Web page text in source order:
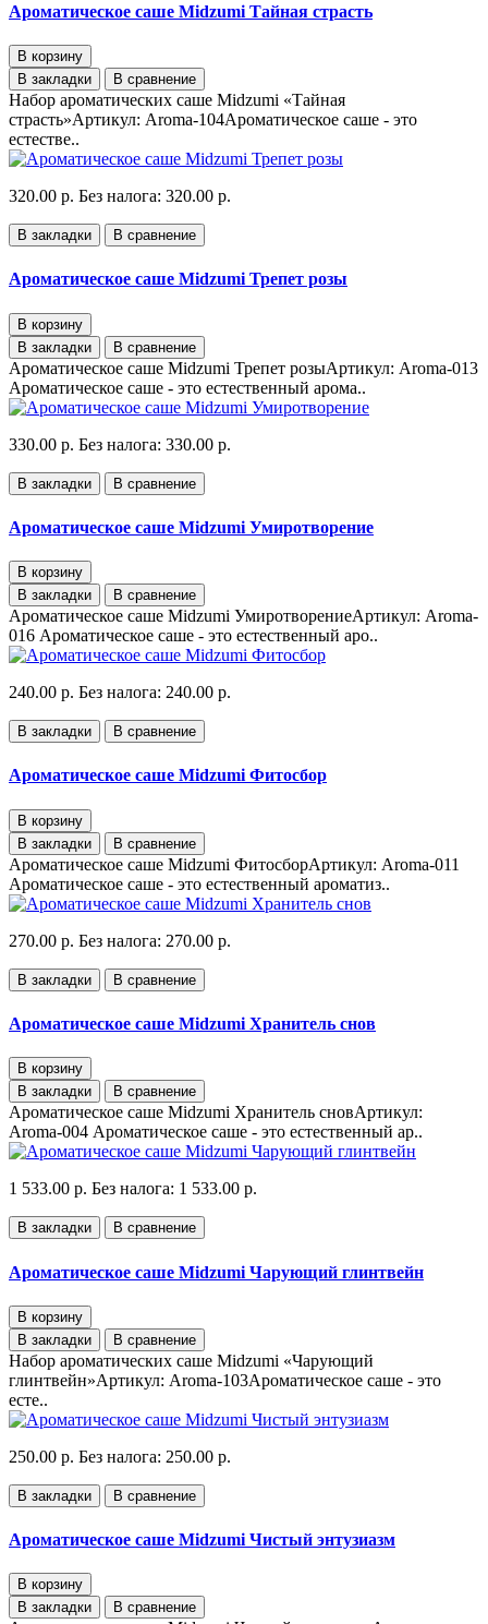
Ароматическое саше Midzumi Тайная страсть
В корзину
В закладки
В сравнение
Набор ароматических саше Midzumi «Тайная
страсть»Артикул: Aroma-104Ароматическое саше - это
естестве..
320.00 р. Без налога: 320.00 р.
В закладки В сравнение
Ароматическое саше Midzumi Трепет розы
В корзину
В закладки
В сравнение
Ароматическое саше Midzumi Трепет розыАртикул: Aroma-013
Ароматическое саше - это естественный арома..
330.00 р. Без налога: 330.00 р.
В закладки В сравнение
Ароматическое саше Midzumi Умиротворение
В корзину
В закладки
В сравнение
Ароматическое саше Midzumi УмиротворениеАртикул: Aroma-
016 Ароматическое саше - это естественный аро..
240.00 р. Без налога: 240.00 р.
В закладки В сравнение
Ароматическое саше Midzumi Фитосбор
В корзину
В закладки
В сравнение
Ароматическое саше Midzumi ФитосборАртикул: Aroma-011
Ароматическое саше - это естественный ароматиз..
270.00 р. Без налога: 270.00 р.
В закладки В сравнение
Ароматическое саше Midzumi Хранитель снов
В корзину
В закладки
В сравнение
Ароматическое саше Midzumi Хранитель сновАртикул:
Aroma-004 Ароматическое саше - это естественный ар..
1 533.00 р. Без налога: 1 533.00 р.
В закладки В сравнение
Ароматическое саше Midzumi Чарующий глинтвейн
В корзину
В закладки
В сравнение
Набор ароматических саше Midzumi «Чарующий
глинтвейн»Артикул: Aroma-103Ароматическое саше - это
есте..
250.00 р. Без налога: 250.00 р.
В закладки В сравнение
Ароматическое саше Midzumi Чистый энтузиазм
В корзину
В закладки
В сравнение